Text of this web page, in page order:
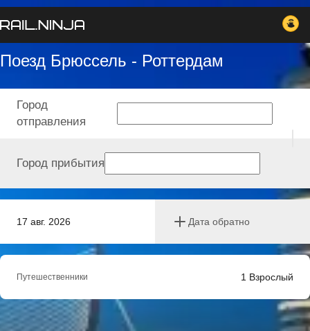
Поезд Брюссель - Роттердам
17 авг. 2026 Дата обратно
Город
отправления
Город прибытия
Путешественники 1 Взрослый